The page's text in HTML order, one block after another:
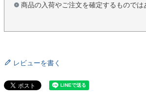
商品の入荷やご注文を確定するものでは
レビューを書く